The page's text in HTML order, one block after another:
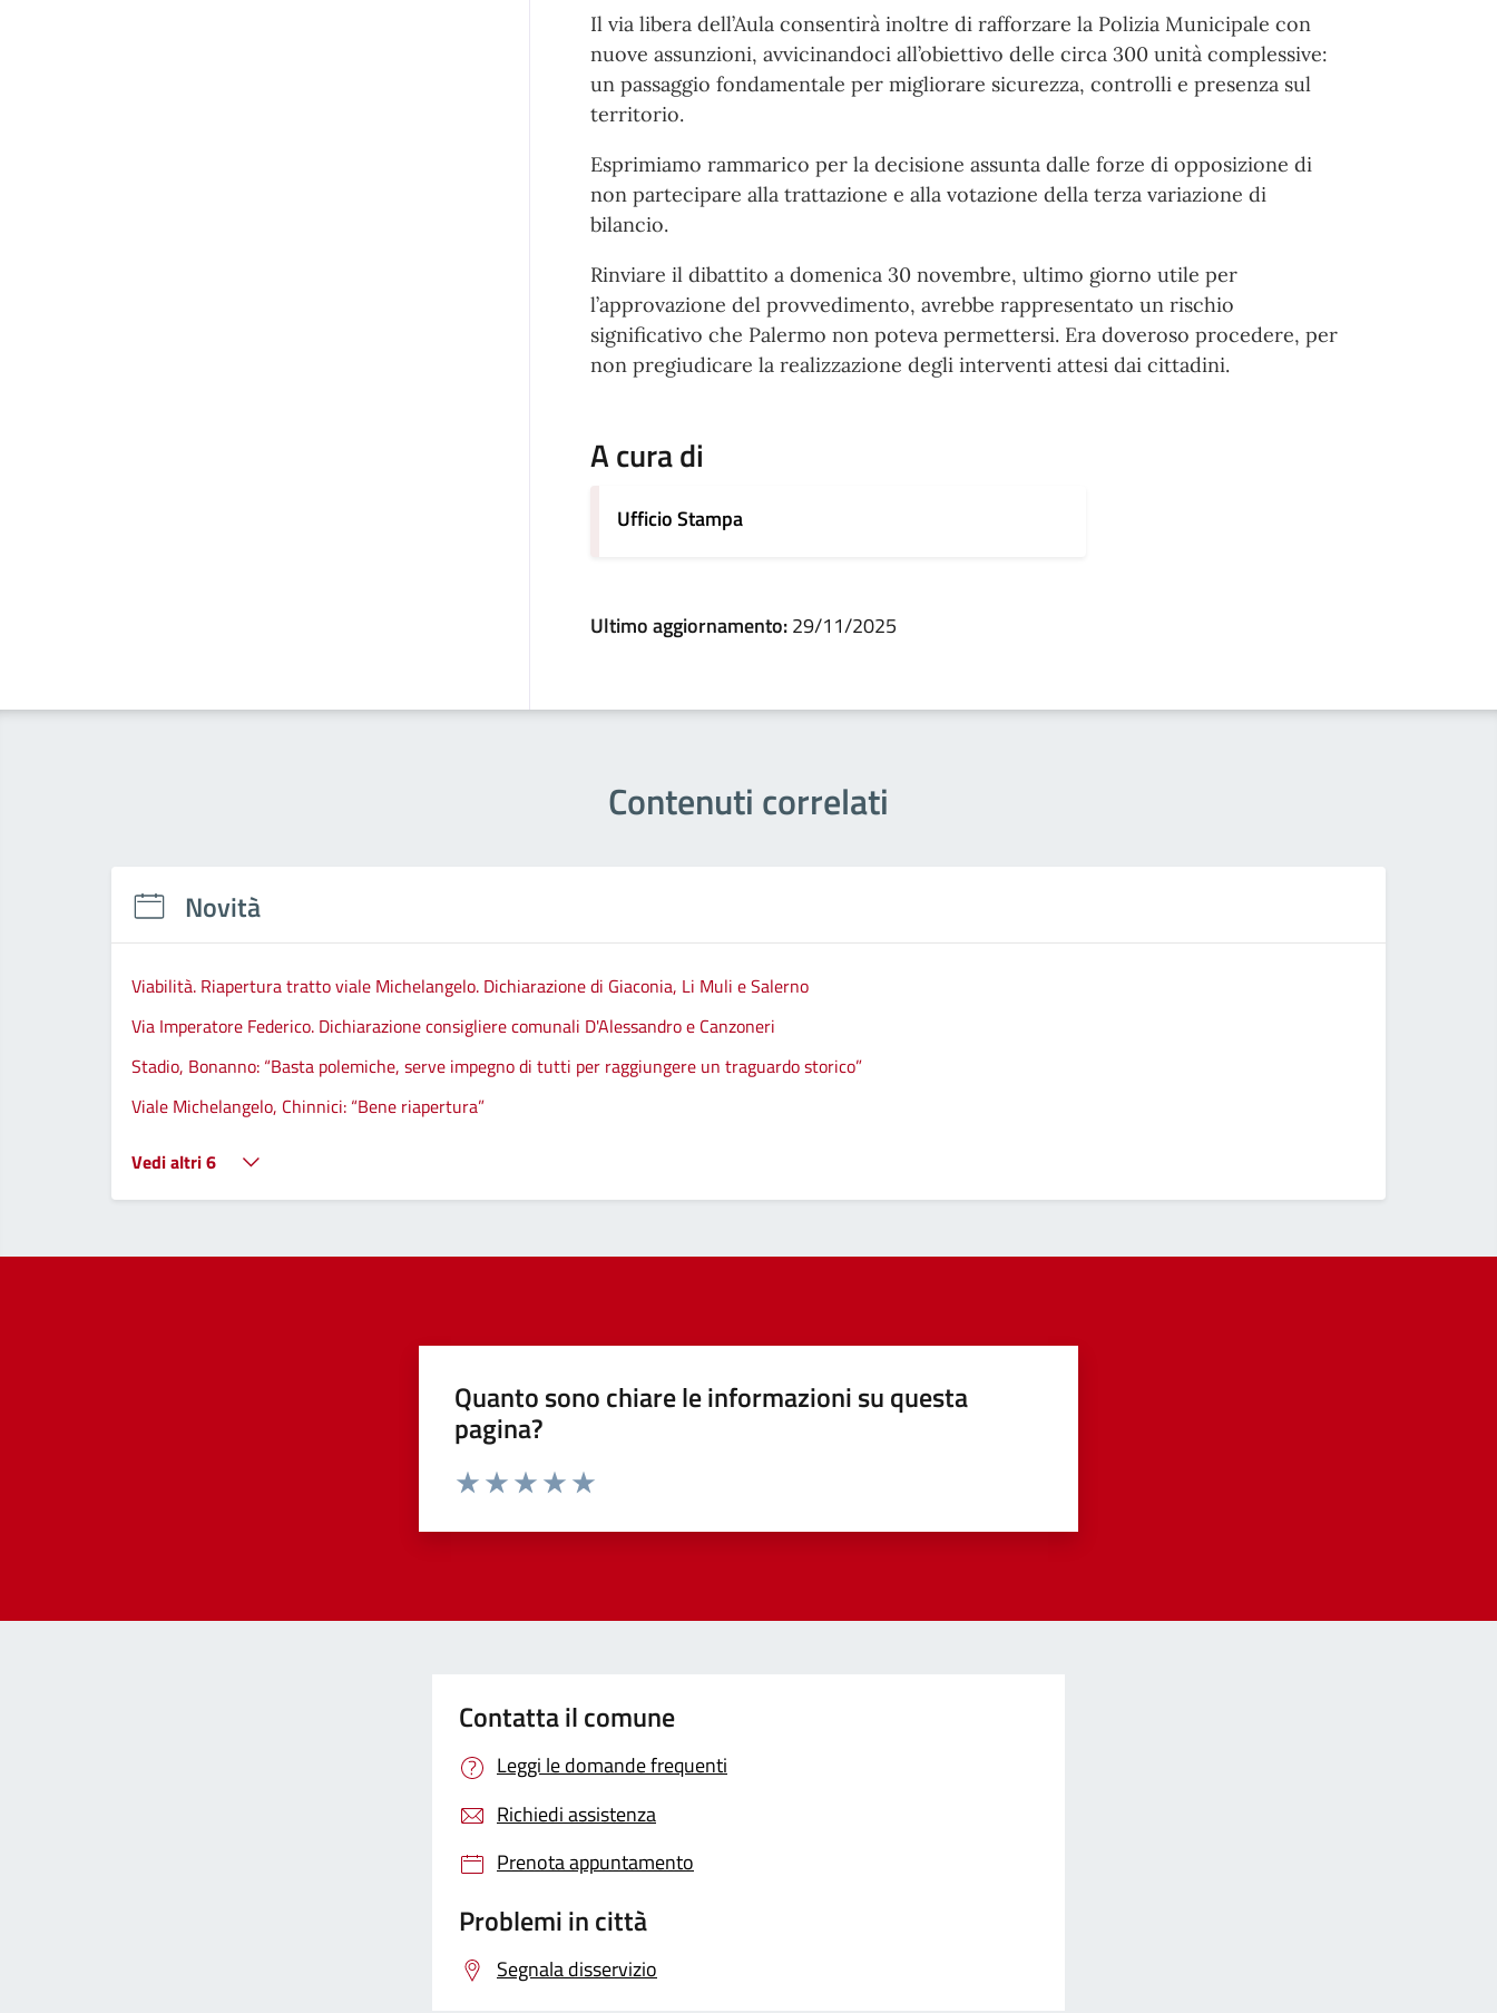
Il via libera dell’Aula consentirà inoltre di rafforzare la Polizia Municipale con
nuove assunzioni, avvicinandoci all’obiettivo delle circa 300 unità complessive:
un passaggio fondamentale per migliorare sicurezza, controlli e presenza sul
territorio.
Esprimiamo rammarico per la decisione assunta dalle forze di opposizione di
non partecipare alla trattazione e alla votazione della terza variazione di
bilancio.
Rinviare il dibattito a domenica 30 novembre, ultimo giorno utile per
l’approvazione del provvedimento, avrebbe rappresentato un rischio
significativo che Palermo non poteva permettersi. Era doveroso procedere, per
non pregiudicare la realizzazione degli interventi attesi dai cittadini.
A cura di
Ufficio Stampa
Ultimo aggiornamento:29/11/2025
Contenuti correlati
Novità
Viabilità. Riapertura tratto viale Michelangelo. Dichiarazione di Giaconia, Li Muli e Salerno
Via Imperatore Federico. Dichiarazione consigliere comunali D'Alessandro e Canzoneri
Stadio, Bonanno: “Basta polemiche, serve impegno di tutti per raggiungere un traguardo storico”
Viale Michelangelo, Chinnici: “Bene riapertura”
Vedi altri 6
Quanto sono chiare le informazioni su questa
pagina?
Contatta il comune
Leggi le domande frequenti
Richiedi assistenza
Prenota appuntamento
Problemi in città
Segnala disservizio